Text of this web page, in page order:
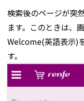
検索後のページが突
ます。このときは、
Welcome(英語表示)
す。